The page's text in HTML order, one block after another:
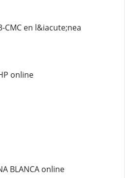
CMC en l&iacute;nea
online
BLANCA online